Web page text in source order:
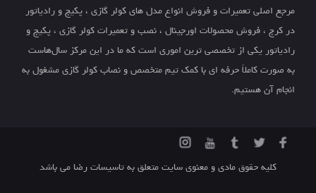
مرجع اصلی تعمیرات و فروش انواع مدل های کولر گازی ، پکیج و رادیاتور
در کرج ، فروش محصولات اورجینال ، نصب و تعمیرات کولر گازی ، پکیج و
رادیاتور یکی از تخصصی ترین اموری است که ما در این مرکز سال‌هاست
به صورت کاملاً حرفه ای با کمک تیم متخصص و نصاب کولر گازی مشغول به
انجام آن هستیم.
کلیه حقوق مادی و معنوی سایت متعلق به تاسیسات رضا می باشد